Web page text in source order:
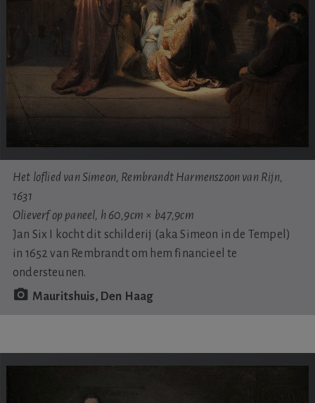
Het loflied van Simeon, Rembrandt Harmenszoon van Rijn,
1631
Olieverf op paneel, h 60,9cm × b47,9cm
Jan Six I kocht dit schilderij (aka Simeon in de Tempel)
in 1652 van Rembrandt om hem financieel te
ondersteunen.
Mauritshuis, Den Haag